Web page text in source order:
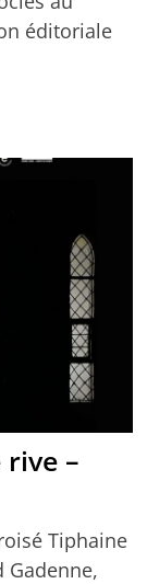
éditoriale
rive –
Tiphaine
Gadenne,